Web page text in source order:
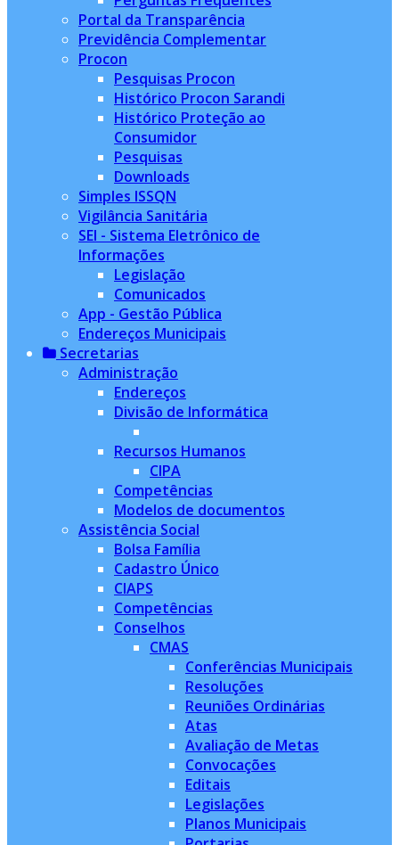
Portal da Transparência
Previdência Complementar
Procon
Pesquisas Procon
Histórico Procon Sarandi
Histórico Proteção ao
Consumidor
Pesquisas
Downloads
Simples ISSQN
Vigilância Sanitária
SEI - Sistema Eletrônico de
Informações
Legislação
Comunicados
App - Gestão Pública
Endereços Municipais
Secretarias
Administração
Endereços
Divisão de Informática
Recursos Humanos
CIPA
Competências
Modelos de documentos
Assistência Social
Bolsa Família
Cadastro Único
CIAPS
Competências
Conselhos
CMAS
Conferências Municipais
Resoluções
Reuniões Ordinárias
Atas
Avaliação de Metas
Convocações
Editais
Legislações
Planos Municipais